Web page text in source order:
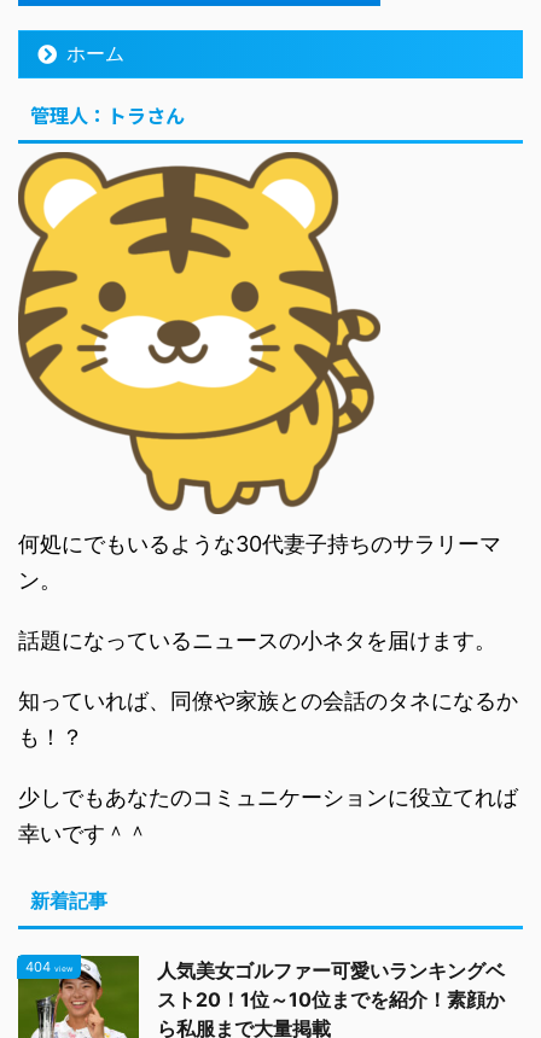
ホーム
管理人：トラさん
何処にでもいるような30代妻子持ちのサラリーマ
ン。
話題になっているニュースの小ネタを届けます。
知っていれば、同僚や家族との会話のタネになるか
も！？
少しでもあなたのコミュニケーションに役立てれば
幸いです＾＾
新着記事
404 view
人気美女ゴルファー可愛いランキングベ
スト20！1位～10位までを紹介！素顔か
ら私服まで大量掲載